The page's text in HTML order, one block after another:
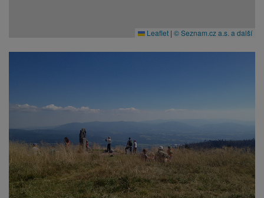
Leaflet | © Seznam.cz a.s. a další